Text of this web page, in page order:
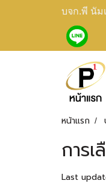
บจก.พี นัม
หน้าแรก
การ
Last